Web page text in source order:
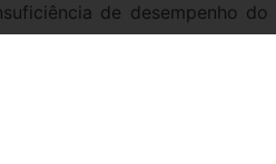
de desempenho do